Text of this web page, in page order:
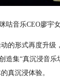
音乐CEO廖宇女
形式再度升级
造集“真沉浸音
真沉浸体验。